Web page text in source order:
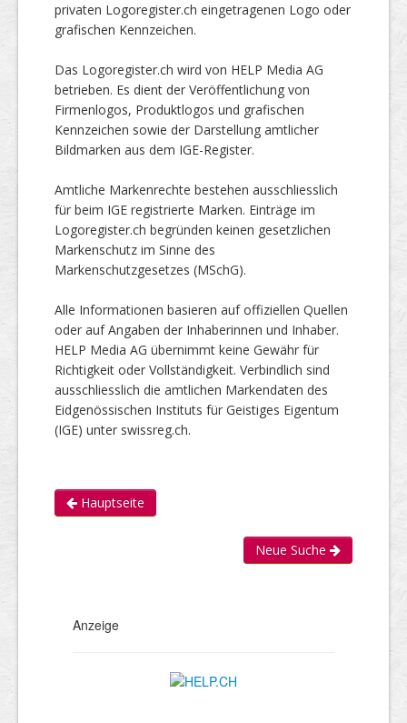
privaten Logoregister.ch eingetragenen Logo oder
grafischen Kennzeichen.
Das Logoregister.ch wird von HELP Media AG
betrieben. Es dient der Veröffentlichung von
Firmenlogos, Produktlogos und grafischen
Kennzeichen sowie der Darstellung amtlicher
Bildmarken aus dem IGE-Register.
Amtliche Markenrechte bestehen ausschliesslich
für beim IGE registrierte Marken. Einträge im
Logoregister.ch begründen keinen gesetzlichen
Markenschutz im Sinne des
Markenschutzgesetzes (MSchG).
Alle Informationen basieren auf offiziellen Quellen
oder auf Angaben der Inhaberinnen und Inhaber.
HELP Media AG übernimmt keine Gewähr für
Richtigkeit oder Vollständigkeit. Verbindlich sind
ausschliesslich die amtlichen Markendaten des
Eidgenössischen Instituts für Geistiges Eigentum
(IGE) unter swissreg.ch.
Hauptseite
Neue Suche